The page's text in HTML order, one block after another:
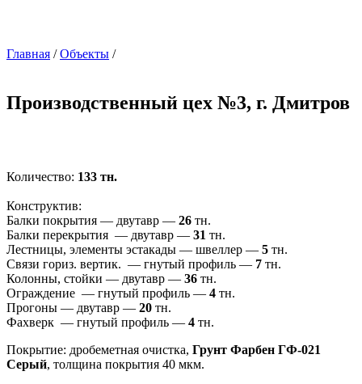
Главная /Объекты /
Производственный цех №3, г. Дмитров
Количество: 133 тн.
Конструктив:
Балки покрытия — двутавр — 26 тн.
Балки перекрытия — двутавр — 31 тн.
Лестницы, элементы эстакады — швеллер — 5 тн.
Связи гориз. вертик. — гнутый профиль — 7 тн.
Колонны, стойки — двутавр — 36 тн.
Ограждение — гнутый профиль — 4 тн.
Прогоны — двутавр — 20 тн.
Фахверк — гнутый профиль — 4 тн.
Покрытие: дробеметная очистка, Грунт Фарбен ГФ-021
Серый, толщина покрытия 40 мкм.